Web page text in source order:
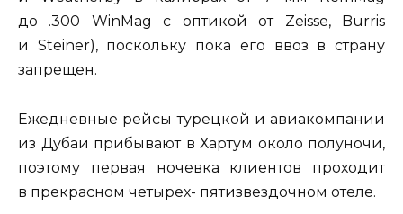
до .300 WinMag с оптикой от Zeisse, Burris
и Steiner), поскольку пока его ввоз в страну
запрещен.
Ежедневные рейсы турецкой и авиакомпании
из Дубаи прибывают в Хартум около полуночи,
поэтому первая ночевка клиентов проходит
в прекрасном четырех- пятизвездочном отеле.